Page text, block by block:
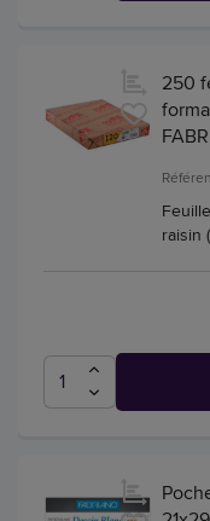
250
raisin